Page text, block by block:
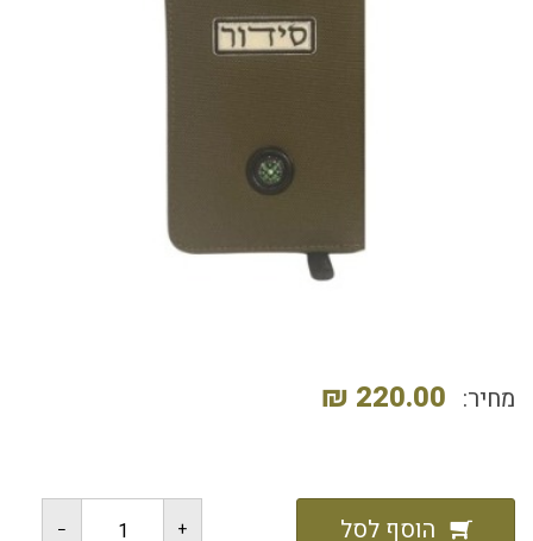
מחיר: 220.00 ₪
הוסף לסל